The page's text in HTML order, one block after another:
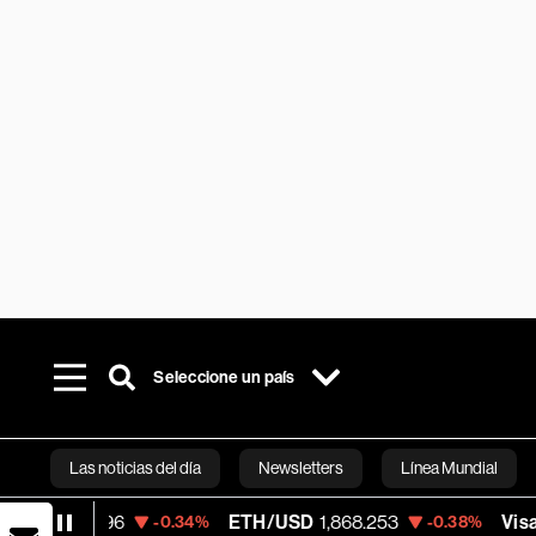
Seleccione un país
Las noticias del día Newsletters Línea Mundial
Bloomberg
ETH/USD 1,868.253 -0.38% Visa 369.59